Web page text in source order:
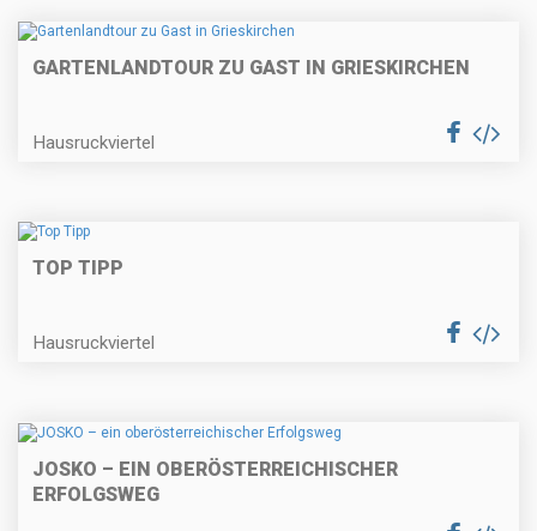
GARTENLANDTOUR ZU GAST IN GRIESKIRCHEN
Hausruckviertel
TOP TIPP
Hausruckviertel
JOSKO – EIN OBERÖSTERREICHISCHER
ERFOLGSWEG